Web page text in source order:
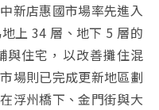
新店惠國市場率先進入
上 34 層、地下 5 層的
與住宅，以改善攤住混
場則已完成更新地區劃
浮州橋下、金門街與大